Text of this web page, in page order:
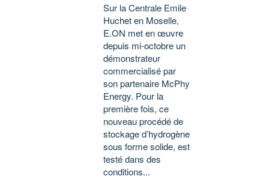
Sur la Centrale Emile
Huchet en Moselle,
E.ON met en œuvre
depuis mi-octobre un
démonstrateur
commercialisé par
son partenaire McPhy
Energy. Pour la
première fois, ce
nouveau procédé de
stockage d’hydrogène
sous forme solide, est
testé dans des
conditions...